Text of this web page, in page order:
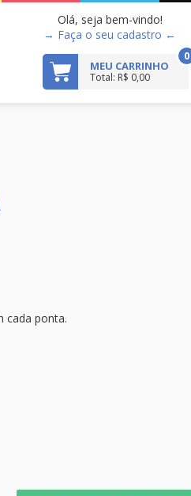
Olá, seja bem-vindo!
→ Faça o seu cadastro ←
MEU CARRINHO
Total: R$ 0,00
0
cada ponta.